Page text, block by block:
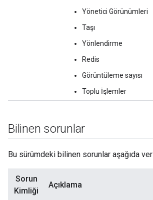
Yönetici Görünümleri
Taşı
Yönlendirme
Redis
Görüntüleme sayısı
Toplu İşlemler
Bilinen sorunlar
Bu sürümdeki bilinen sorunlar aşağıda
Sorun
Kimliği
Açıklama